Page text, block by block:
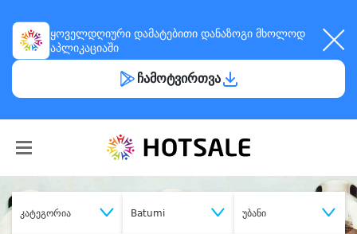
ყოველდღიური დამატებითი დანაზოგი მხოლოდ
აპლიკაციაში
ჩამოტვირთვა
კატეგორია Batumi უბანი